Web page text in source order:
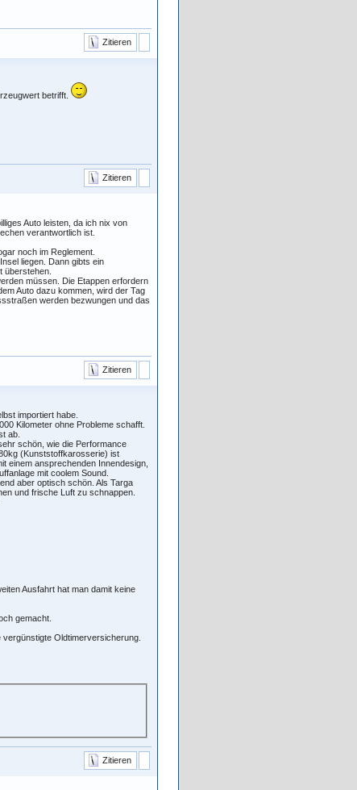
Zitieren
betrifft.
Zitieren
Auto leisten, da ich nix von
verantwortlich ist.
noch im Reglement.
liegen. Dann gibts ein
überstehen.
müssen. Die Etappen erfordern
Auto dazu kommen, wird der Tag
werden bezwungen und das
Zitieren
importiert habe.
Kilometer ohne Probleme schafft.
ab.
schön, wie die Performance
(Kunststoffkarosserie) ist
einem ansprechenden Innendesign,
mit coolem Sound.
aber optisch schön. Als Targa
und frische Luft zu schnappen.
Ausfahrt hat man damit keine
gemacht.
Oldtimerversicherung.
Zitieren